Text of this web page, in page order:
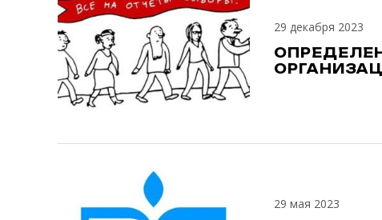
29 декабря 2023
29 мая 2023